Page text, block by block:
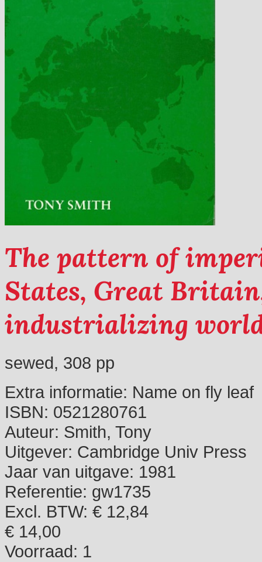
The pattern of
States, Great
industrializing world
sewed, 308 pp
Extra informatie: Name on fly leaf
ISBN: 0521280761
Auteur: Smith, Tony
Uitgever: Cambridge Univ Press
Jaar van uitgave: 1981
Referentie: gw1735
Excl. BTW: € 12,84
€ 14,00
Voorraad: 1